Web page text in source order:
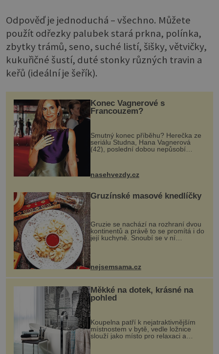
Odpověď je jednoduchá – všechno. Můžete
použít odřezky palubek stará prkna, polínka,
zbytky trámů, seno, suché listí, šišky, větvičky,
kukuřičné šustí, duté stonky různých travin a
keřů (ideální je šeřík).
Konec Vagnerové s
Francouzem?
Smutný konec příběhu? Herečka ze
seriálu Studna, Hana Vagnerová
(42), poslední dobou nepůsobí
nasehvezdy.cz
Gruzínské masové knedlíčky
Gruzie se nachází na rozhraní dvou
kontinentů a právě to se promítá i do
její kuchyně. Snoubí se v ní
evropské a asijské chutě a díky tomu
pokrmy, které rozhodně st...
nejsemsama.cz
Měkké na dotek, krásné na
pohled
Koupelna patří k nejatraktivnějším
místnostem v bytě, vedle ložnice
slouží jako místo pro relaxaci a
odpočinek. Koupelnový textil –
ručníky, osušky a koberečky –